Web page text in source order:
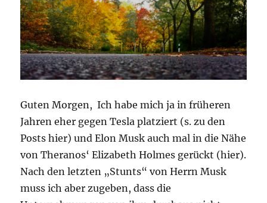
betrachtet
Guten Morgen, Ich habe mich ja in früheren
Jahren eher gegen Tesla platziert (s. zu den
Posts hier) und Elon Musk auch mal in die Nähe
von Theranos‘ Elizabeth Holmes gerückt (hier).
Nach den letzten „Stunts“ von Herrn Musk
muss ich aber zugeben, dass die